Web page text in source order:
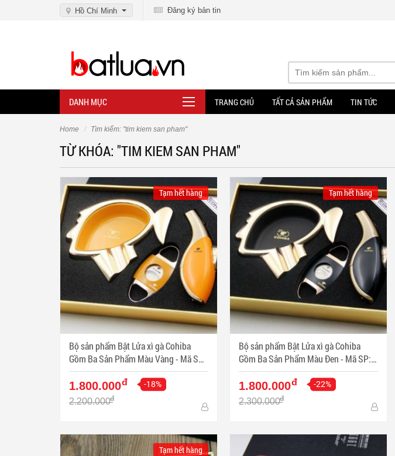
Hồ Chí Minh Đăng ký bản tin
DANH MỤC TRANG CHỦ TẤT CẢ SẢN PHẨM TIN TỨC
Home Tìm kiếm: "tim kiem san pham"
TỪ KHÓA: "TIM KIEM SAN PHAM"
Bộ sản phẩm Bật Lửa xì gà Cohiba
Gồm Ba Sản Phẩm Màu Vàng - Mã SP:
PKXG326
Tạm hết hàng
1.800.000đ -18%
2.200.000đ
Bộ sản phẩm Bật Lửa xì gà Cohiba
Gồm Ba Sản Phẩm Màu Đen - Mã SP:
PKXG328
Tạm hết hàng
1.800.000đ -22%
2.300.000đ
Tạm hết hàng